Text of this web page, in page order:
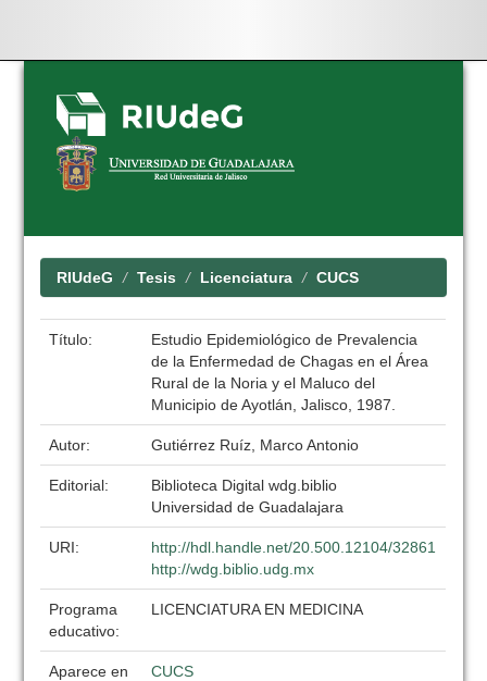
Skip
navigation
RIUdeG Tesis Licenciatura CUCS
Título:
Estudio Epidemiológico de Prevalencia
de la Enfermedad de Chagas en el Área
Rural de la Noria y el Maluco del
Municipio de Ayotlán, Jalisco, 1987.
Autor: Gutiérrez Ruíz, Marco Antonio
Editorial:
Biblioteca Digital wdg.biblio
Universidad de Guadalajara
URI:
http://hdl.handle.net/20.500.12104/32861
http://wdg.biblio.udg.mx
Programa
educativo:
LICENCIATURA EN MEDICINA
Aparece en
CUCS